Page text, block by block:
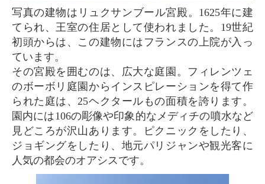
写真の建物はリュクサンブール宮殿。1625年に建
てられ、王室の住居として使われました。19世紀
初頭からは、この建物にはフランスの上院が入っ
ています。
その宮殿を囲むのは、広大な庭園。フィレンツェ
のボーボリ庭園からインスピレーションを得て作
られた庭は、25ヘクタールもの面積を誇ります。
園内には106の彫像や印象的なメディチの噴水など
見どころが沢山あります。ピクニックをしたり、
ジョギングをしたり、地元パリジャンや観光客に
人気の都会のオアシスです。